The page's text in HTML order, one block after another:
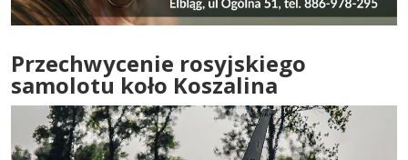
Przechwycenie rosyjskiego
samolotu koło Koszalina